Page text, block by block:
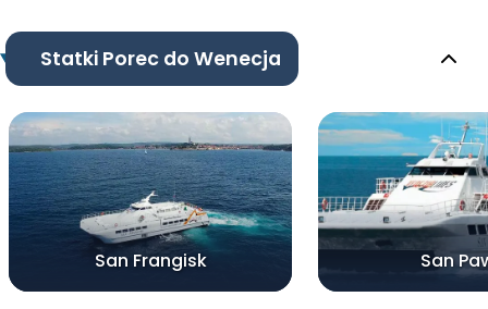
Statki Porec do Wenecja
San Frangisk San